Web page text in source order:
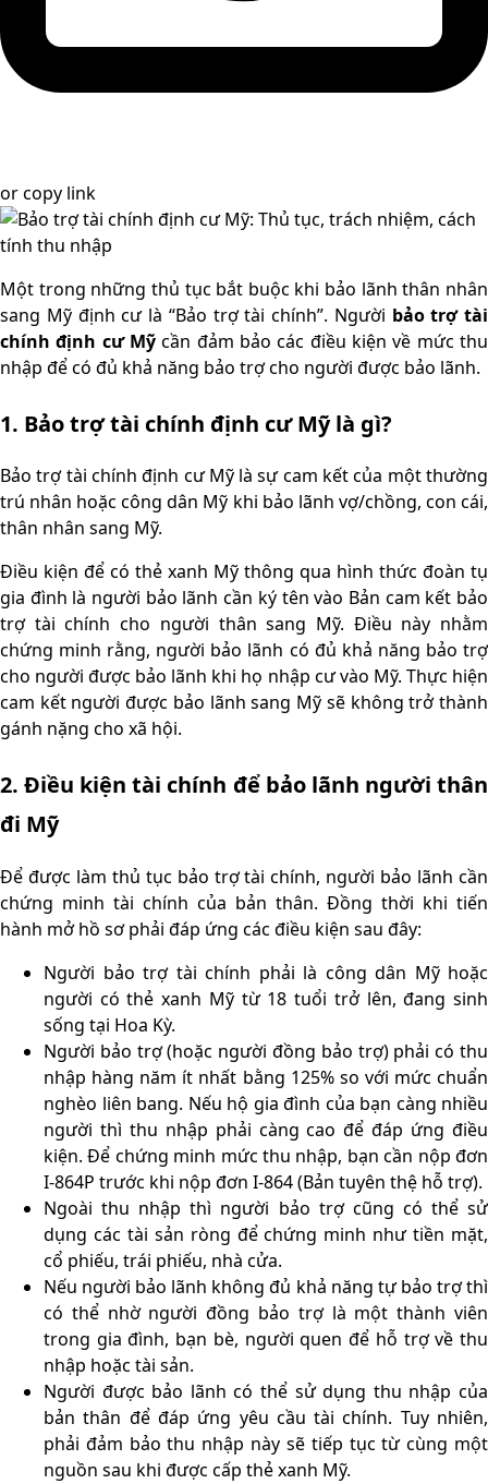
orcopy link
Một trong những thủ tục bắt buộc khi bảo lãnh thân nhân
sang Mỹ định cư là “Bảo trợ tài chính”. Người bảo trợ tài
chính định cư Mỹcần đảm bảo các điều kiện về mức thu
nhập để có đủ khả năng bảo trợ cho người được bảo lãnh.
1. Bảo trợ tài chính định cư Mỹ là gì?
Bảo trợ tài chính định cư Mỹ là sự cam kết của một thường
trú nhân hoặc công dân Mỹ khi bảo lãnh vợ/chồng, con cái,
thân nhân sang Mỹ.
Điều kiện để có thẻ xanh Mỹ thông qua hình thức đoàn tụ
gia đình là người bảo lãnh cần ký tên vào Bản cam kết bảo
trợ tài chính cho người thân sang Mỹ. Điều này nhằm
chứng minh rằng, người bảo lãnh có đủ khả năng bảo trợ
cho người được bảo lãnh khi họ nhập cư vào Mỹ. Thực hiện
cam kết người được bảo lãnh sang Mỹ sẽ không trở thành
gánh nặng cho xã hội.
2. Điều kiện tài chính để bảo lãnh người thân
đi Mỹ
Để được làm thủ tục bảo trợ tài chính, người bảo lãnh cần
chứng minh tài chính của bản thân. Đồng thời khi tiến
hành mở hồ sơ phải đáp ứng các điều kiện sau đây:
Người bảo trợ tài chính phải là công dân Mỹ hoặc
người có thẻ xanh Mỹ từ 18 tuổi trở lên, đang sinh
sống tại Hoa Kỳ.
Người bảo trợ (hoặc người đồng bảo trợ) phải có thu
nhập hàng năm ít nhất bằng 125% so với mức chuẩn
nghèo liên bang. Nếu hộ gia đình của bạn càng nhiều
người thì thu nhập phải càng cao để đáp ứng điều
kiện. Để chứng minh mức thu nhập, bạn cần nộp đơn
I-864P trước khi nộp đơn I-864 (Bản tuyên thệ hỗ trợ).
Ngoài thu nhập thì người bảo trợ cũng có thể sử
dụng các tài sản ròng để chứng minh như tiền mặt,
cổ phiếu, trái phiếu, nhà cửa.
Nếu người bảo lãnh không đủ khả năng tự bảo trợ thì
có thể nhờ người đồng bảo trợ là một thành viên
trong gia đình, bạn bè, người quen để hỗ trợ về thu
nhập hoặc tài sản.
Người được bảo lãnh có thể sử dụng thu nhập của
bản thân để đáp ứng yêu cầu tài chính. Tuy nhiên,
phải đảm bảo thu nhập này sẽ tiếp tục từ cùng một
nguồn sau khi được cấp thẻ xanh Mỹ.